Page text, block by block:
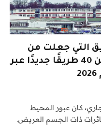
التي جعلت من
الممكن إطلاق ما يقرب من 40 طريقًا جديدًا عبر
كان عبور المحيط
ذات الجسم العريض.